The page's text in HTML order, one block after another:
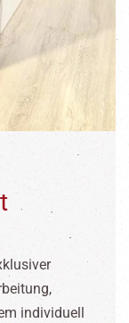
individuell